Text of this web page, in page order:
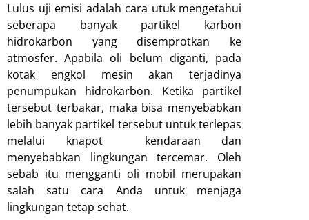
Lulus uji emisi adalah cara utuk mengetahui
seberapa banyak partikel karbon
hidrokarbon yang disemprotkan ke
atmosfer. Apabila oli belum diganti, pada
kotak engkol mesin akan terjadinya
penumpukan hidrokarbon. Ketika partikel
tersebut terbakar, maka bisa menyebabkan
lebih banyak partikel tersebut untuk terlepas
melalui knapot kendaraan dan
menyebabkan lingkungan tercemar. Oleh
sebab itu mengganti oli mobil merupakan
salah satu cara Anda untuk menjaga
lingkungan tetap sehat.